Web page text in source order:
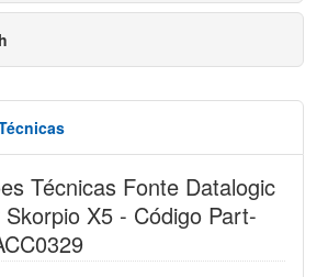
Técnicas Fonte Datalogic
X5 - Código Part-